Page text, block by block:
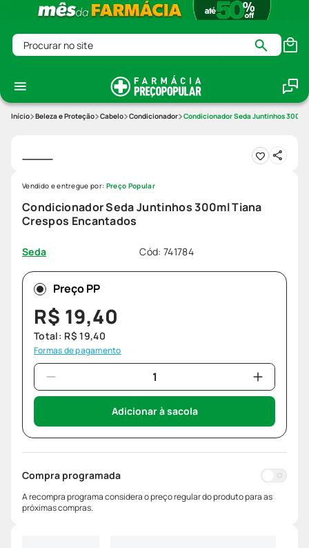
Procurar no site
Beleza e Proteção Cabelo Condicionador Condicionador Seda Juntinhos
Condicionador Seda Juntinhos 300ml Tiana
Crespos Encantados
Seda Cód: 741784
Vendido e entregue por: Preço Popular
Preço PP
R$ 19,40
Total: R$ 19,40
Formas de pagamento
Adicionar à sacola
Compra programada
A recompra programa considera o preço regular do produto para as
próximas compras.